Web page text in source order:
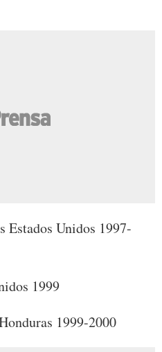
Estados Unidos 1997-
1999
1999-2000